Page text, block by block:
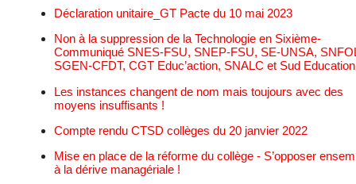
Déclaration unitaire_GT Pacte du 10 mai 2023
Non à la suppression de la Technologie en Sixième-
Communiqué SNES-FSU, SNEP-FSU, SE-UNSA,
SGEN-CFDT, CGT Educ’action, SNALC et Sud Education
Les instances changent de nom mais toujours avec des
moyens insuffisants !
Compte rendu CTSD collèges du 20 janvier 2022
Mise en place de la réforme du collège - S’opposer
à la dérive managériale !